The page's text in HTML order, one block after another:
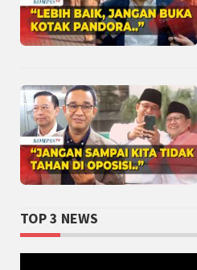
TOP 3 NEWS